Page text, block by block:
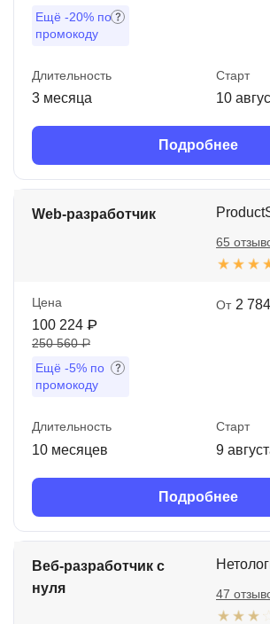
Ещё -20% по
промокоду
Длительность
3 месяца
Старт
10
Подробнее
Web-разработчик
65
Цена
100 224 ₽
250 560 ₽
Ещё -5% по
промокоду
От 2
Длительность
10 месяцев
Старт
9
Подробнее
Веб-разработчик с
нуля
47